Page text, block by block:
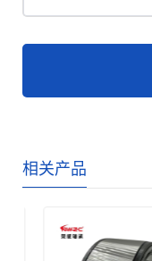
相关产品